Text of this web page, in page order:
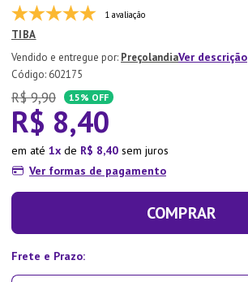
1 avaliação
TIBA
PreçolandiaVer descrição
: 602175
R$ 9,90 15% OFF
R$ 8,40
em até 1 de R$ 8,40 sem juros
Ver formas de pagamento
COMPRAR